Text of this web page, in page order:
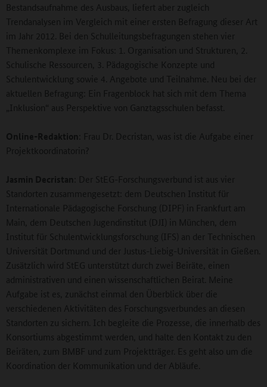
Bestandsaufnahme des Ausbaus, liefert aber zugleich
Trendanalysen im Vergleich mit einer ersten Befragung dieser Art
im Jahr 2012. Bei den Schulleitungsbefragungen stehen vier
Themenkomplexe im Fokus: 1. Organisation und Strukturen, 2.
Schulische Ressourcen, 3. Pädagogische Konzepte und
Schulentwicklung sowie 4. Angebote und Teilnahme. Neu bei der
aktuellen Befragung: Ein Fragenblock hat sich mit dem Thema
„Inklusion“ aus Perspektive von Ganztagsschulen befasst.
Online-Redaktion : Frau Dr. Decristan, was ist die Aufgabe einer
Projektkoordinatorin?
Jasmin Decristan : Der StEG-Forschungsverbund ist aus vier
Standorten zusammengesetzt: dem Deutschen Institut für
Internationale Pädagogische Forschung (DIPF) in Frankfurt am
Main, dem Deutschen Jugendinstitut (DJI) in München, dem
Institut für Schulentwicklungsforschung (IFS) an der Technischen
Universität Dortmund und der Justus-Liebig-Universität in Gießen.
Zusätzlich wird StEG unterstützt durch zwei Beiräte, einen
administrativen und einen wissenschaftlichen Beirat. Meine
Aufgabe ist es, zunächst einmal den Überblick über die
verschiedenen Aktivitäten des Forschungsverbundes an diesen
Standorten zu sichern. Ich begleite die Prozesse, die innerhalb des
Konsortiums abgestimmt werden, und halte den Kontakt zu den
Beiräten, zum BMBF und zum Projektträger. Es geht also um die
Koordination der Kommunikation und der Abläufe.